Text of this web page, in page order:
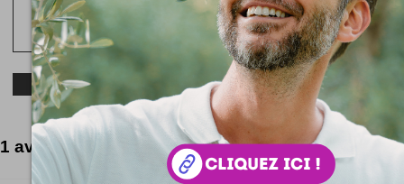
1 avis pour le moment